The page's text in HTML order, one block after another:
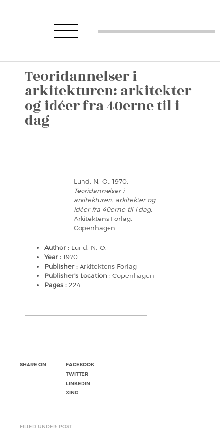
Teoridannelser i
arkitekturen: arkitekter
og idéer fra 40erne til i
dag
Lund, N.-O., 1970,
Teoridannelser i
arkitekturen: arkitekter og
idéer fra 40erne til i dag,
Arkitektens Forlag,
Copenhagen
Author : Lund, N.-O.
Year : 1970
Publisher : Arkitektens Forlag
Publisher's Location : Copenhagen
Pages : 224
SHARE ON
FACEBOOK
TWITTER
LINKEDIN
XING
FILLED UNDER: POST